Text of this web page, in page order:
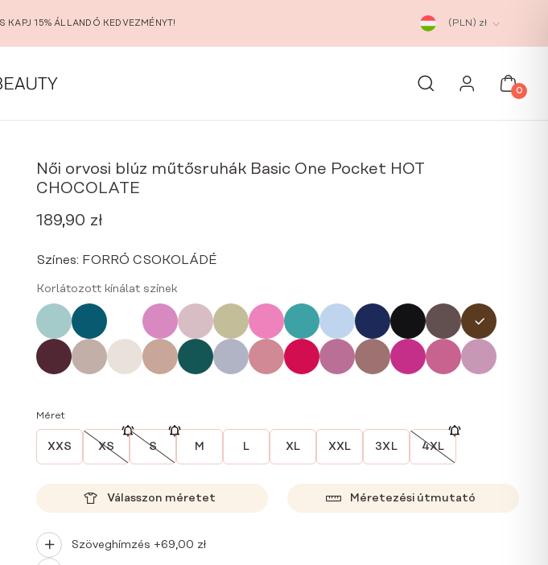
15% ÁLLANDÓ KEDVEZMÉNYT! (PLN) zł
0
Női orvosi blúz műtősruhák Basic One Pocket HOT
CHOCOLATE
189,90 zł
Színes: FORRÓ CSOKOLÁDÉ
Korlátozott kínálat színek
Méret
XXS XS S M L XL XXL 3XL 4XL
Válasszon méretet Méretezési útmutató
Szöveghímzés +69,00 zł